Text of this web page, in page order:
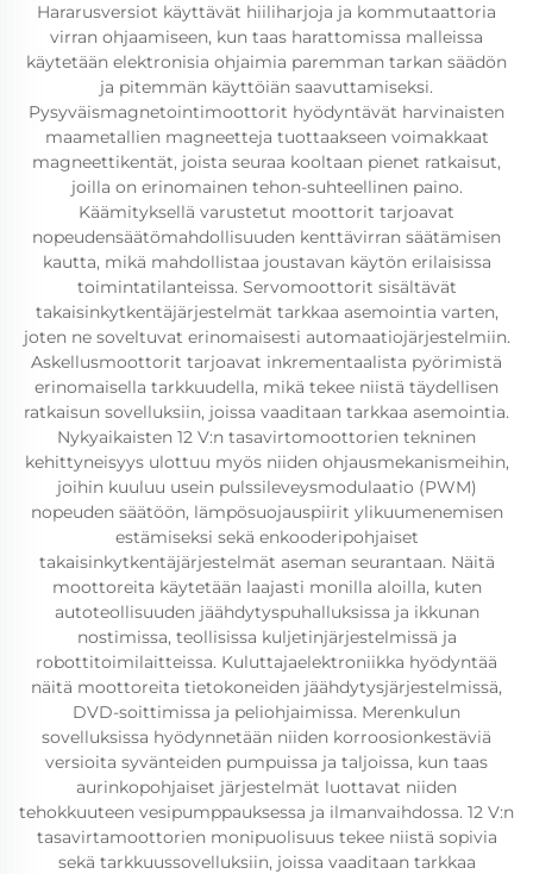
Hararusversiot käyttävät hiiliharjoja ja kommutaattoria
virran ohjaamiseen, kun taas harattomissa malleissa
käytetään elektronisia ohjaimia paremman tarkan säädön
ja pitemmän käyttöiän saavuttamiseksi.
Pysyväismagnetointimoottorit hyödyntävät harvinaisten
maametallien magneetteja tuottaakseen voimakkaat
magneettikentät, joista seuraa kooltaan pienet ratkaisut,
joilla on erinomainen tehon-suhteellinen paino.
Käämityksellä varustetut moottorit tarjoavat
nopeudensäätömahdollisuuden kenttävirran säätämisen
kautta, mikä mahdollistaa joustavan käytön erilaisissa
toimintatilanteissa. Servomoottorit sisältävät
takaisinkytkentäjärjestelmät tarkkaa asemointia varten,
joten ne soveltuvat erinomaisesti automaatiojärjestelmiin.
Askellusmoottorit tarjoavat inkrementaalista pyörimistä
erinomaisella tarkkuudella, mikä tekee niistä täydellisen
ratkaisun sovelluksiin, joissa vaaditaan tarkkaa asemointia.
Nykyaikaisten 12 V:n tasavirtomoottorien tekninen
kehittyneisyys ulottuu myös niiden ohjausmekanismeihin,
joihin kuuluu usein pulssileveysmodulaatio (PWM)
nopeuden säätöön, lämpösuojauspiirit ylikuumenemisen
estämiseksi sekä enkooderipohjaiset
takaisinkytkentäjärjestelmät aseman seurantaan. Näitä
moottoreita käytetään laajasti monilla aloilla, kuten
autoteollisuuden jäähdytyspuhalluksissa ja ikkunan
nostimissa, teollisissa kuljetinjärjestelmissä ja
robottitoimilaitteissa. Kuluttajaelektroniikka hyödyntää
näitä moottoreita tietokoneiden jäähdytysjärjestelmissä,
DVD-soittimissa ja peliohjaimissa. Merenkulun
sovelluksissa hyödynnetään niiden korroosionkestäviä
versioita syvänteiden pumpuissa ja taljoissa, kun taas
aurinkopohjaiset järjestelmät luottavat niiden
tehokkuuteen vesipumppauksessa ja ilmanvaihdossa. 12 V:n
tasavirtamoottorien monipuolisuus tekee niistä sopivia
sekä tarkkuussovelluksiin, joissa vaaditaan tarkkaa